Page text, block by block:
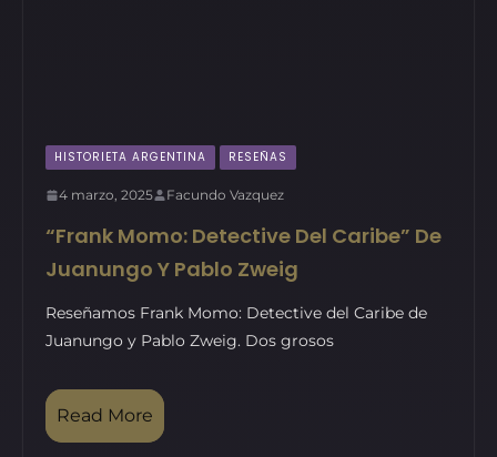
HISTORIETA ARGENTINA RESEÑAS
4 marzo, 2025 Facundo Vazquez
“Frank Momo: Detective Del Caribe” De
Juanungo Y Pablo Zweig
Reseñamos Frank Momo: Detective del Caribe de
Juanungo y Pablo Zweig. Dos grosos
Read More